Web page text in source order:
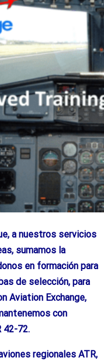
a nuestros servicios
sumamos la
en formación para
de selección, para
Aviation Exchange,
con
42-72.
regionales ATR,